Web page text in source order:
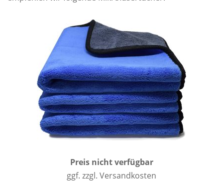
Preis nicht verfügbar
ggf. zzgl. Versandkosten